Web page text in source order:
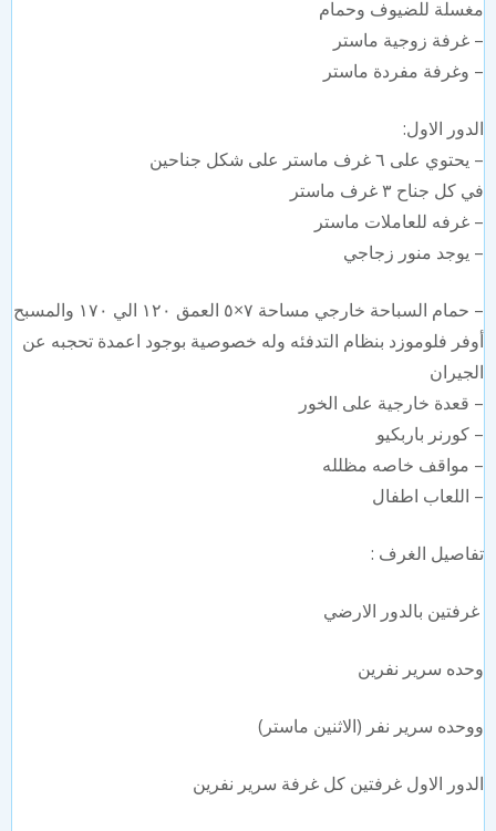
للضيوف وحمام
زوجية ماستر
مفردة ماستر
الاول:
على ٦ غرف ماستر على شكل جناحين
جناح ٣ غرف ماستر
للعاملات ماستر
منور زجاجي
– حمام السباحة خارجي مساحة ٧×٥ العمق ١٢٠ الي ١٧٠ والمسبح
فلوموزد بنظام التدفئه وله خصوصية بوجود اعمدة تحجبه عن
خارجية على الخور
باربكيو
⁠مواقف خاصه مظلله
اطفال
الغرف :
بالدور الارضي
سرير نفرين
سرير نفر (الاثنين ماستر)
الاول غرفتين كل غرفة سرير نفرين